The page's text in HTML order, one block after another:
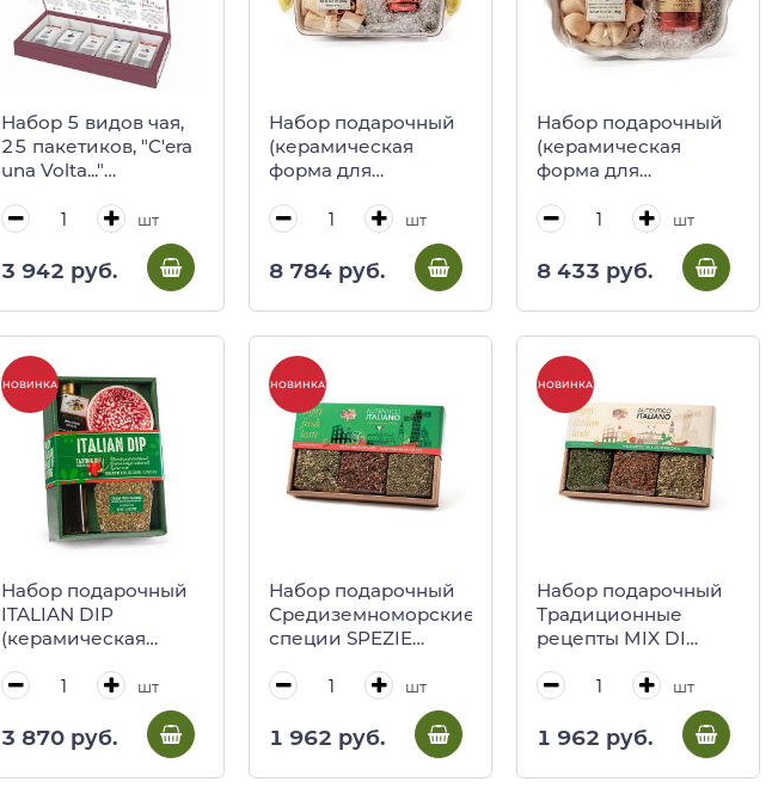
Набор 5 видов чая,
25 пакетиков, "C'era
una Volta..."
картонной коробке,
шт
3 942 руб.
Набор подарочный
(керамическая
форма для
лимонами, соус по-
неапольски, паста
паккари)
шт
8 784 руб.
Набор подарочный
(керамическая
форма для
лимонами, паста
Конкильони, соус
томатный с
базиликом)
шт
8 433 руб.
НОВИНКА
Набор подарочный
ITALIAN DIP
(керамическая
оливковое,
сицилийски)
шт
3 870 руб.
НОВИНКА
Набор подарочный
Средиземноморские
специи SPEZIE
Antico Pastificioшт
1 962 руб.
НОВИНКА
Набор подарочный
Традиционные
рецепты MIX DI
TRADIZIONALI,
Umbro
шт
1 962 руб.